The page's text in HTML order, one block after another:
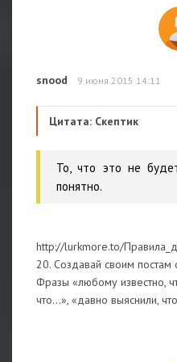
snood 9 июня 2015 14:11
Цитата: Скептик
То, что это не
понятно.
http://lurkmore.to/
20. Создавай своим
Фразы «любому известно,
что…», «давно выяснили,